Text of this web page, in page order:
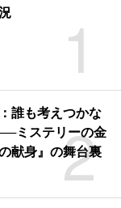
1
2
誰も考えつかな
ミステリーの金
献身』の舞台裏